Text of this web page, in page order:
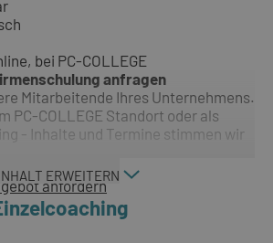
bei PC-COLLEGE
anfragen
Mitarbeitende Ihres Unternehmens.
PC-COLLEGE Standort oder als
- Inhalte und Termine stimmen wir
ERWEITERN
anfordern